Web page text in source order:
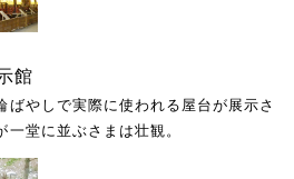
館
ばやしで実際に使われる屋台が展示さ
堂に並ぶさまは壮観。